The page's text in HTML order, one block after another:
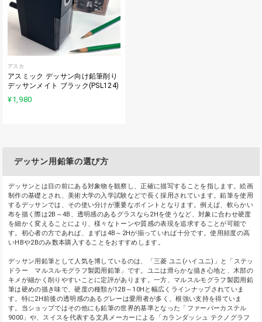
アスカ
アスミック デッサン向け鉛筆削り
デッサンメイト ブラック(PSL124)
¥1,980
デッサン用鉛筆の選び方
デッサンとは目の前にある対象物を観察し、正確に描写することを指します。絵画
制作の基礎とされ、美術大学の入学試験などで長く採用されています。鉛筆を使用
するデッサンでは、その使い分けが重要なポイントとなります。例えば、軟らかい
布を描く際は2B～4B、透明感のあるグラスなら2Hを使うなど、対象に合わせ硬度
を細かく変えることにより、様々なトーンや質感の表現を追求することが可能で
す。初心者の方であれば、まずは4B～2Hが揃っていれば十分です。使用頻度の高
いHBや2Bのみ数本購入することをおすすめします。
デッサン用鉛筆として人気を博しているのは、「三菱 ユニ(ハイユニ)」と「ステッ
ドラー マルスルモグラフ製図用鉛筆」です。ユニは滑らかな描き心地と、木部の
キメが細かく削りやすいことに定評があります。一方、マルスルモグラフ製図用鉛
筆は硬めの描き味で、硬度の種類が12B～10Hと幅広くラインナップされていま
す。特に2H前後の透明感のあるグレーは愛用者が多く、根強い支持を得ていま
す。当ショップではその他にも鉛筆の世界的基準となった「ファーバーカステル
9000」や、スイスを代表する文具メーカーによる「カランダッシュ テクノグラフ